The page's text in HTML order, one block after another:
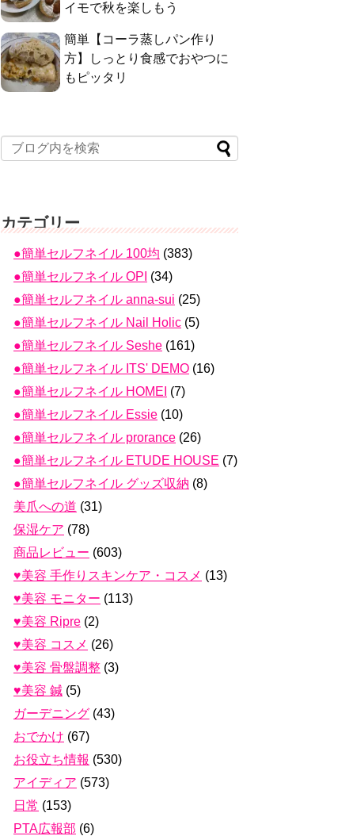
イモで秋を楽しもう
簡単【コーラ蒸しパン作り
方】しっとり食感でおやつに
もピッタリ
カテゴリー
●簡単セルフネイル 100均 (383)
●簡単セルフネイル OPI (34)
●簡単セルフネイル anna-sui (25)
●簡単セルフネイル Nail Holic (5)
●簡単セルフネイル Seshe (161)
●簡単セルフネイル ITS' DEMO (16)
●簡単セルフネイル HOMEI (7)
●簡単セルフネイル Essie (10)
●簡単セルフネイル prorance (26)
●簡単セルフネイル ETUDE HOUSE (7)
●簡単セルフネイル グッズ収納 (8)
美爪への道 (31)
保湿ケア (78)
商品レビュー (603)
♥美容 手作りスキンケア・コスメ (13)
♥美容 モニター (113)
♥美容 Ripre (2)
♥美容 コスメ (26)
♥美容 骨盤調整 (3)
♥美容 鍼 (5)
ガーデニング (43)
おでかけ (67)
お役立ち情報 (530)
アイディア (573)
日常 (153)
PTA広報部 (6)